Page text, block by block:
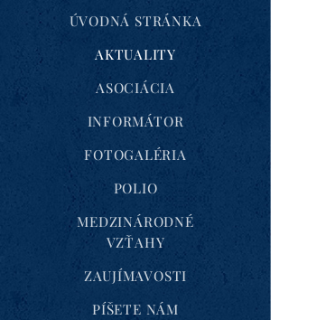
ÚVODNÁ STRÁNKA
AKTUALITY
ASOCIÁCIA
INFORMÁTOR
FOTOGALÉRIA
POLIO
MEDZINÁRODNÉ
VZŤAHY
ZAUJÍMAVOSTI
PÍŠETE NÁM